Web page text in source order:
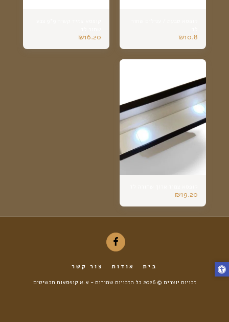
₪10.8
₪16.20
₪19.20
בית אודות צור קשר
זכויות יוצרים © 2026 כל הזכויות שמורות - א.א קופסאות תכשיטים